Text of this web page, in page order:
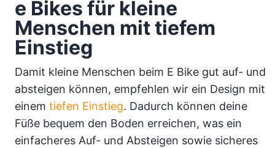
e Bikes für kleine
Menschen mit tiefem
Einstieg
Damit kleine Menschen beim E Bike gut auf- und
absteigen können, empfehlen wir ein Design mit
einem tiefen Einstieg. Dadurch können deine
Füße bequem den Boden erreichen, was ein
einfacheres Auf- und Absteigen sowie sicheres